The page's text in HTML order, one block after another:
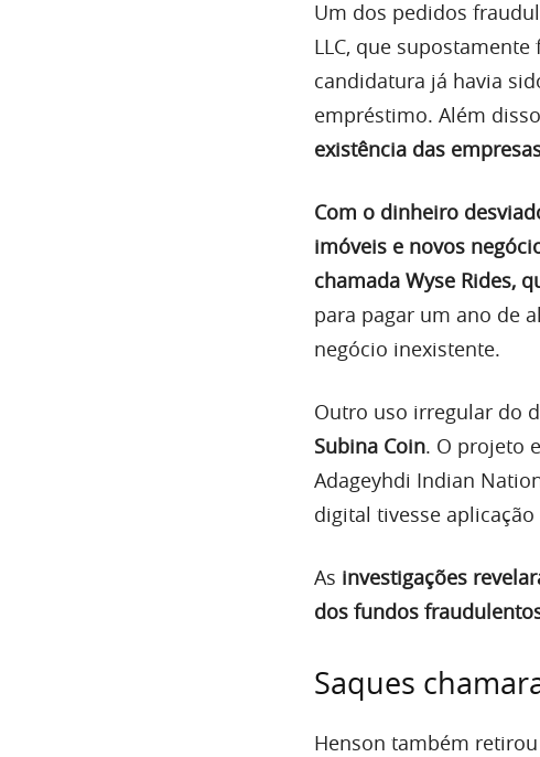
Um dos pedidos
LLC, que
candidatura já havia
empréstimo. Além
existência das
Com o dinheiro
imóveis e novos
chamada Wyse Rides,
para pagar um ano de
negócio inexistente.
Outro uso irregular do
Subina Coin. O projeto
Adageyhdi Indian
digital tivesse aplicação
As investigações
dos fundos
Saques
Henson também